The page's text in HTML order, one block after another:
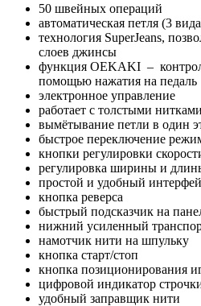
50 швейных операций
автоматическая петля (3
технология SuperJeans,
слоев джинсы
функция OEKAKI –
помощью нажатия на педаль
электронное управление
работает с толстыми
вымётывание петли в один
быстрое переключение
кнопки регулировки
регулировка ширины и
простой и удобный
кнопка реверса
быстрый подсказчик на
нижний усиленный
намотчик нити на шпульку
кнопка старт/стоп
кнопка позиционирования
цифровой индикатор
удобный заправщик нити